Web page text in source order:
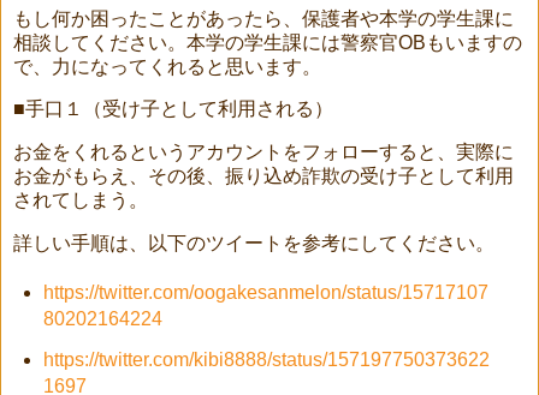
もし何か困ったことがあったら、保護者や本学の学生課に
相談してください。本学の学生課には警察官OBもいますの
で、力になってくれると思います。
■手口１（受け子として利用される）
お金をくれるというアカウントをフォローすると、実際に
お金がもらえ、その後、振り込め詐欺の受け子として利用
されてしまう。
詳しい手順は、以下のツイートを参考にしてください。
https://twitter.com/oogakesanmelon/status/15717107
80202164224
https://twitter.com/kibi8888/status/157197750373622
1697